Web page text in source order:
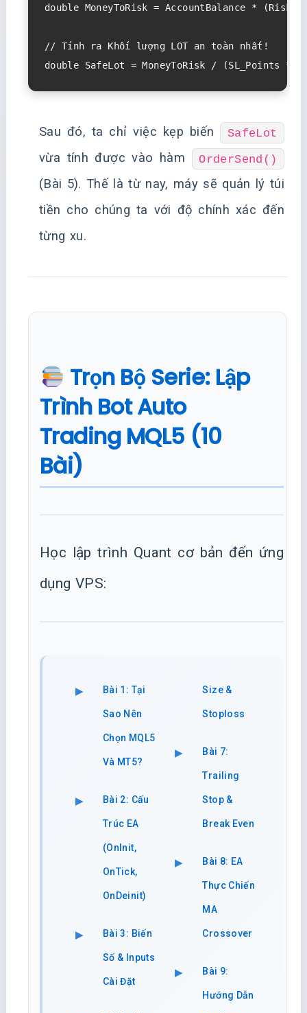
double MoneyToRisk = AccountBalance *
// Tính ra Khối lượng LOT an toàn nhất!
Sau đó, ta chỉ việc kẹp biến SafeLot
vừa tính được vào hàm OrderSend()
(Bài 5). Thế là từ nay, máy sẽ quản lý túi
tiền cho chúng ta với độ chính xác đến
từng xu.
Trọn Bộ Serie: Lập
Trình Bot Auto
Trading MQL5 (10
Bài)
Học lập trình Quant cơ bản đến ứng
dụng VPS:
Bài 1: Tại
Sao Nên
Chọn MQL5
Và MT5?
Bài 2: Cấu
Trúc EA
(OnInit,
OnTick,
OnDeinit)
Bài 3: Biến
Số & Inputs
Cài Đặt
Size &
Stoploss
Bài 7:
Trailing
Stop &
Break Even
Bài 8: EA
Thực Chiến
MA
Crossover
Bài 9:
Hướng Dẫn